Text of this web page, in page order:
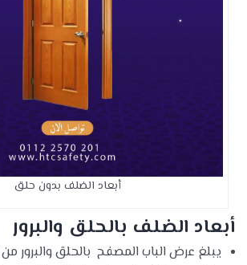
أبعاد الضلف بدون حلق
أبعاد الضلف بالحلق والبرور
يبلغ عرض الباب المصفح بالحلق والبرور من